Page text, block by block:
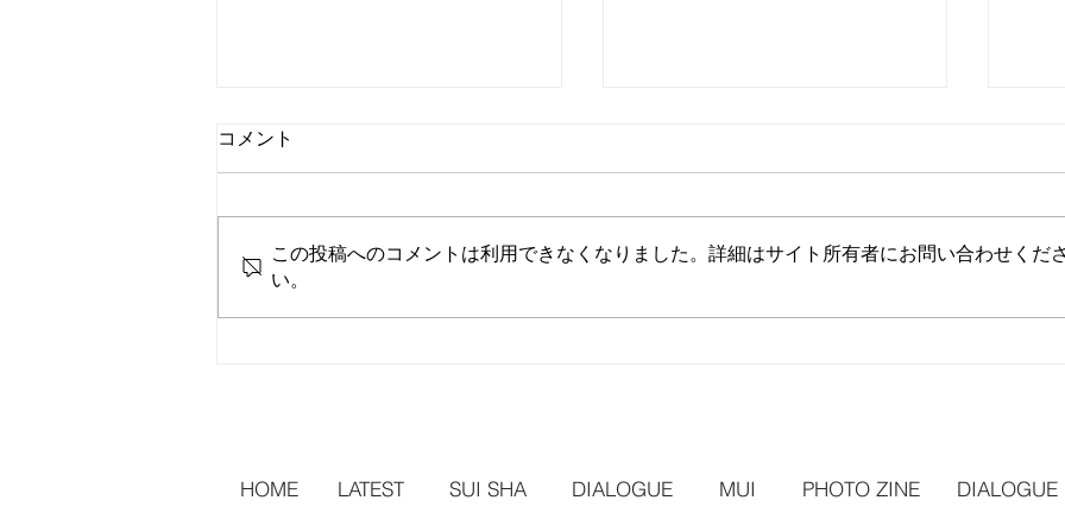
「アートの競演2026夕凪」は
写真展『アートの競演 2026
第
コメント
この投稿へのコメントは利用できなくなりました。詳細はサイト所有者にお問い合わせくだ
い。
HOME LATEST SUI SHA DIALOGUE MUI PHOTO ZINE DIALOGUE